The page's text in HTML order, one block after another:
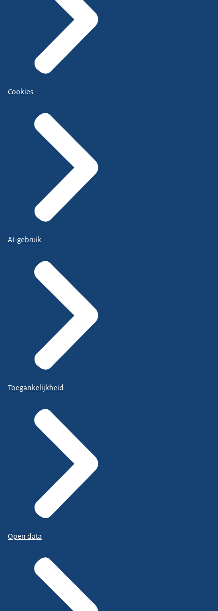
Cookies
AI-gebruik
Toegankelijkheid
Open data